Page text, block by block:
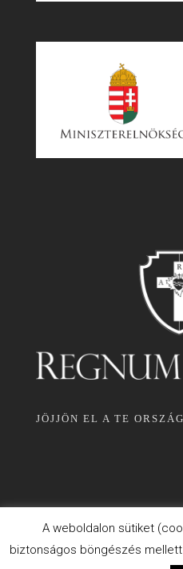
JÖJJÖN EL A TE
ADATKEZELÉSI
A weboldalon sütiket
biztonságos böngészés